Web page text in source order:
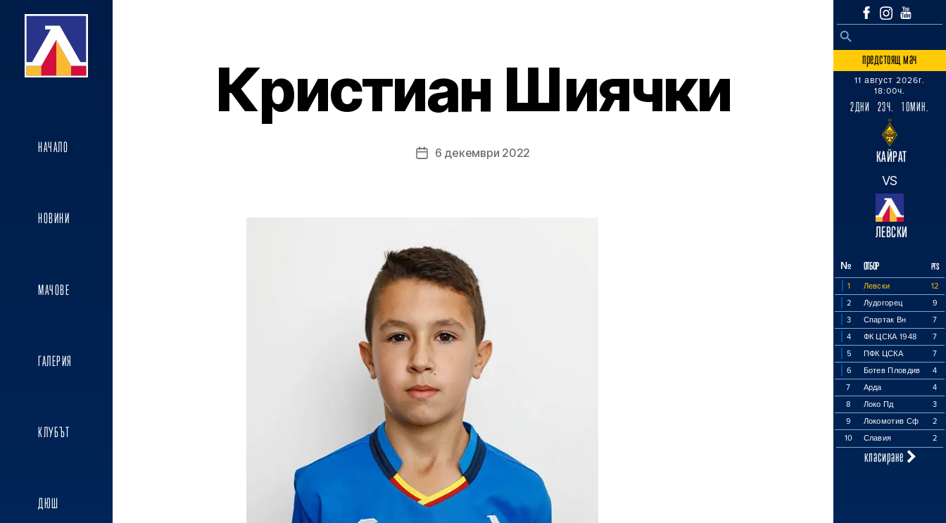
НАЧАЛО
НОВИНИ
МАЧОВЕ
ГАЛЕРИЯ
КЛУБЪТ
ДЮШ
Search
SEARCH BUTTON
предстоящ мач
11 август 2026г.
18:00ч.
2ДНИ 23Ч. 10МИН.
КАЙРАТ
VS
ЛЕВСКИ
№ ОТБОР PTS
1 Левски
12
2
Лудогорец
9
3
Спартак Вн
7
4
ФК ЦСКА 1948
7
5
ПФК ЦСКА
7
6
Ботев Пловдив
4
7
Арда
4
8
Локо Пд
3
9
Локомотив Сф
2
10
Славия 2
класиране
Кристиан Шиячки
Post6 декември 2022